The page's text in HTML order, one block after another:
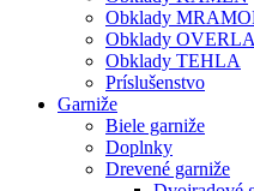
Obklady
Obklady
Obklady TEHLA
Príslušenstvo
Garniže
Biele garniže
Doplnky
Drevené garniže